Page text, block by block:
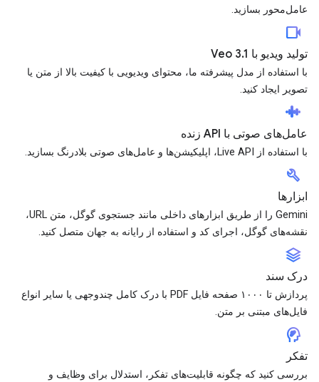
عامل‌محور بسازید.
videocam
تولید ویدیو با Veo 3.1
با استفاده از مدل پیشرفته ما، محتوای ویدیویی با کیفیت بالا از متن یا
تصویر ایجاد کنید.
android_recorder
عامل‌های صوتی با API زنده
با استفاده از Live API، اپلیکیشن‌ها و عامل‌های صوتی بلادرنگ بسازید.
build
ابزارها
Gemini را از طریق ابزارهای داخلی مانند جستجوی گوگل، متن URL،
نقشه‌های گوگل، اجرای کد و استفاده از رایانه به جهان متصل کنید.
stacks
درک سند
پردازش تا ۱۰۰۰ صفحه فایل PDF با درک کامل چندوجهی یا سایر انواع
فایل‌های مبتنی بر متن.
cognition_2
تفکر
بررسی کنید که چگونه قابلیت‌های تفکر، استدلال برای وظایف و